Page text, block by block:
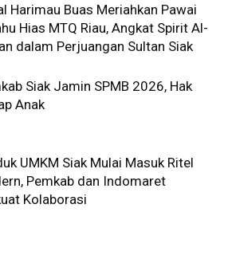
Harimau Buas Meriahkan Pawai
Hias MTQ Riau, Angkat Spirit Al-
dalam Perjuangan Sultan Siak
Siak Jamin SPMB 2026, Hak
Anak
UMKM Siak Mulai Masuk Ritel
Pemkab dan Indomaret
Kolaborasi